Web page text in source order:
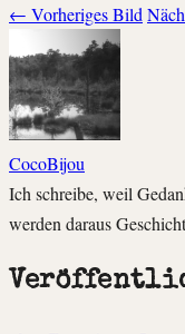
← Vorheriges Bild
CocoBijou
Ich schreibe, weil
werden daraus